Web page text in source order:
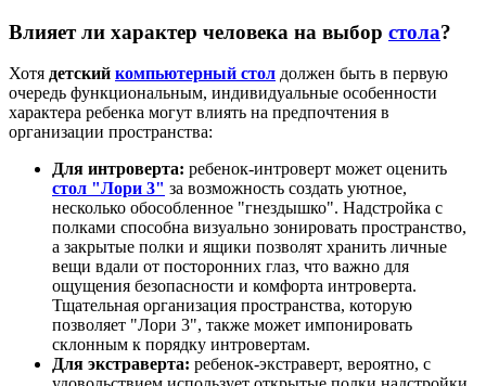
Влияет ли характер человека на выбор стола?
Хотя детский компьютерный стол должен быть в первую
очередь функциональным, индивидуальные особенности
характера ребенка могут влиять на предпочтения в
организации пространства:
Для интроверта: ребенок-интроверт может оценить
стол "Лори 3" за возможность создать уютное,
несколько обособленное "гнездышко". Надстройка с
полками способна визуально зонировать пространство,
а закрытые полки и ящики позволят хранить личные
вещи вдали от посторонних глаз, что важно для
ощущения безопасности и комфорта интроверта.
Тщательная организация пространства, которую
позволяет "Лори 3", также может импонировать
склонным к порядку интровертам.
Для экстраверта: ребенок-экстраверт, вероятно, с